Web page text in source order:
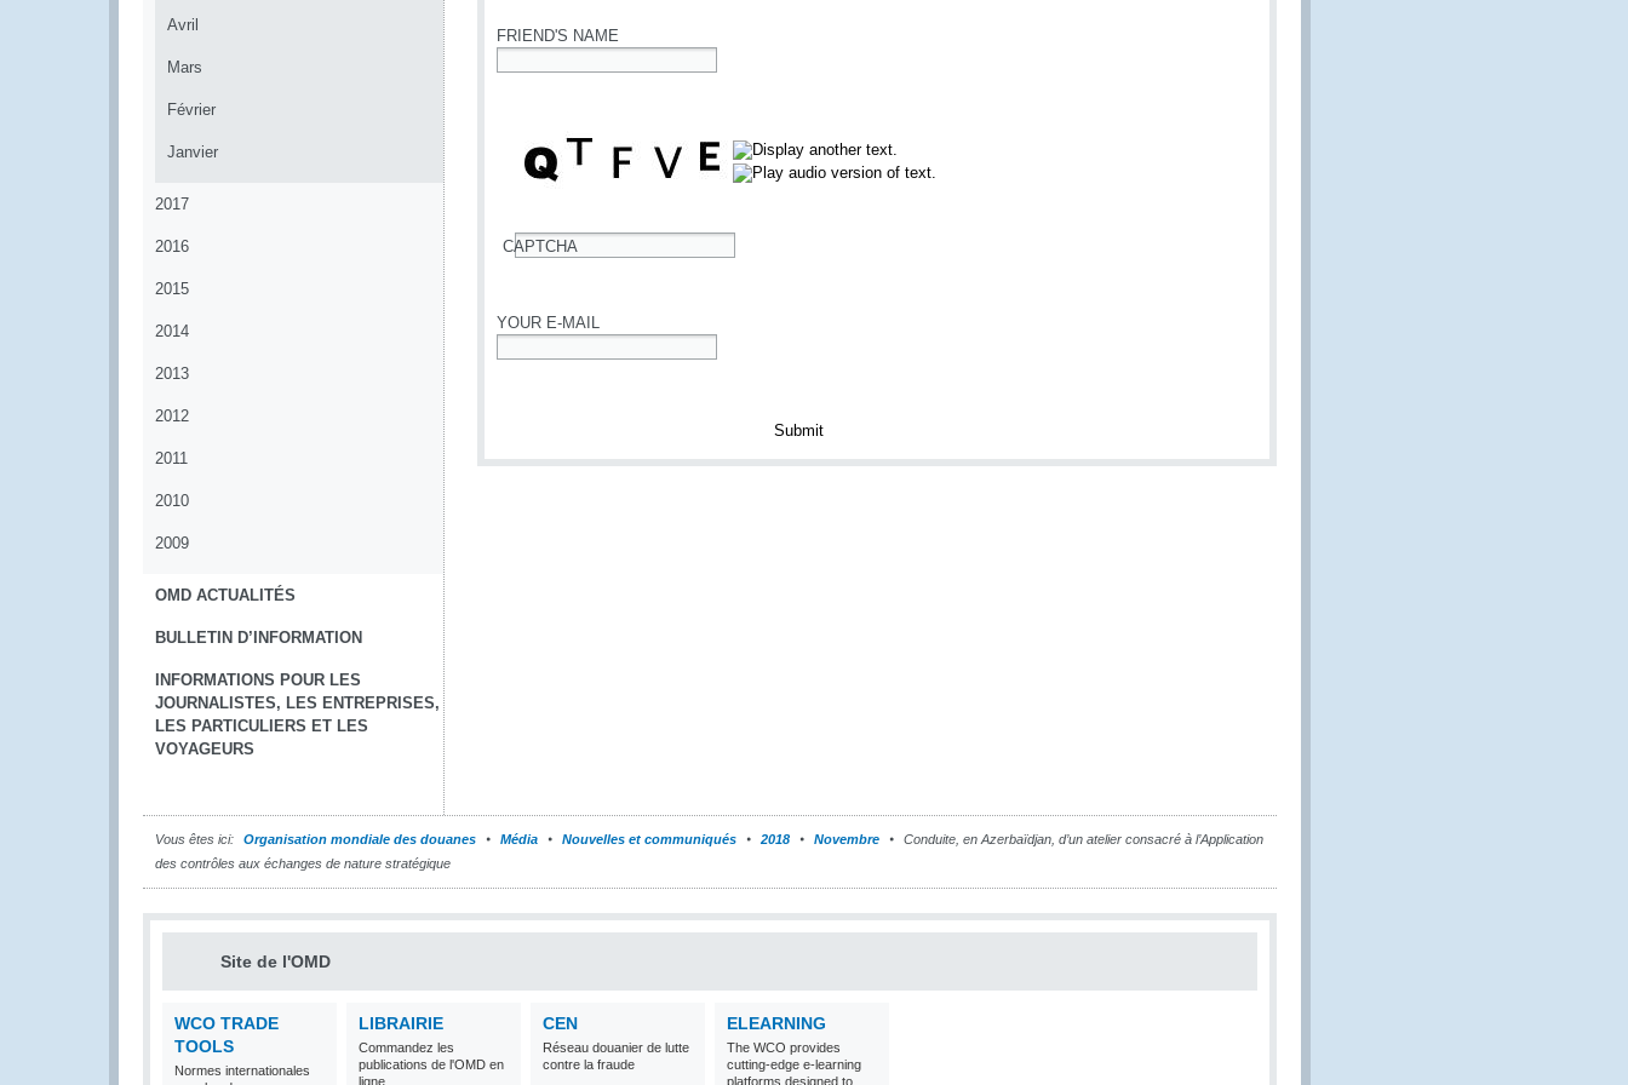
Avril
Mars
Février
Janvier
2017
2016
2015
2014
2013
2012
2011
2010
2009
OMD ACTUALITÉS
BULLETIN D’INFORMATION
INFORMATIONS POUR LES
JOURNALISTES, LES ENTREPRISES,
LES PARTICULIERS ET LES
VOYAGEURS
FRIEND'S NAME
CAPTCHA
YOUR E-MAIL
Vous êtes ici: Organisation mondiale des douanes Média Nouvelles et communiqués 2018 Novembre
Conduite, en Azerbaïdjan, d’un atelier consacré à l’Application
des contrôles aux échanges de nature stratégique
Site de l'OMD
WCO TRADE
TOOLS
Normes internationales
LIBRAIRIE
Commandez les
publications de l'OMD en
ligne
CEN
Réseau douanier de lutte
contre la fraude
ELEARNING
The WCO provides
cutting-edge e-learning
platforms designed to